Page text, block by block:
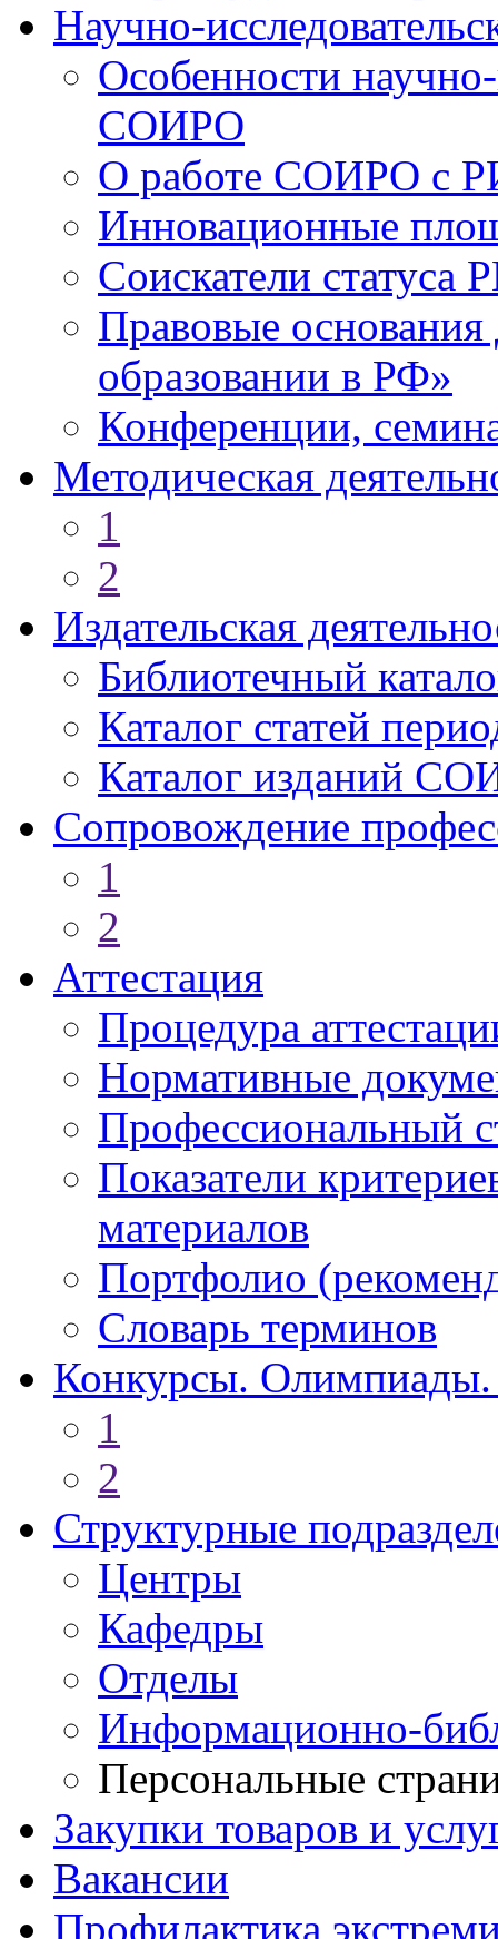
Научно-
Особенности
СОИРО
О работе СОИРО с
Инновационные
Соискатели статуса
Правовые
образовании в РФ»
Конференции,
Методическая
1
2
Издательская
Библиотечный
Каталог статей
Каталог изданий
Сопровождение
1
2
Аттестация
Процедура
Нормативные
Профессиональный
Показатели
материалов
Портфолио
Словарь терминов
Конкурсы.
1
2
Структурные
Центры
Кафедры
Отделы
Информационно-
Персональные
Закупки товаров и
Вакансии
Профилактика